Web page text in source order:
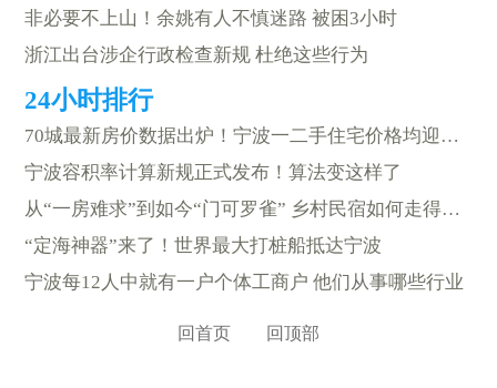
非必要不上山！余姚有人不慎迷路 被困3小时
浙江出台涉企行政检查新规 杜绝这些行为
70城最新房价数据出炉！宁波一二手住宅价格均迎来上涨
宁波容积率计算新规正式发布！算法变这样了
从“一房难求”到如今“门可罗雀” 乡村民宿如何走得更远？
“定海神器”来了！世界最大打桩船抵达宁波
宁波每12人中就有一户个体工商户 他们从事哪些行业
回首页 回顶部